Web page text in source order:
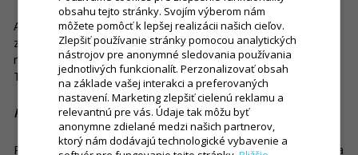
Asi to nebude úplne také ako doteraz, pretože je vidieť tú
zmenu, ktorú priniesla „covidová doba“. Pustili sme sa
napríklad aj do rozvozu, ktorý u nás v Rýmařove vôbec nebol.
Teda, samozrejme, rozvážala sa pizza, ale v podstate nič iné.
Kedy ste si povedali „áno, ideme do rozvozu“?
Raz mi jedna pani povedala: „Mne už tá pizza ani nechutí, rada
obsahu tejto stránky. Svojím výberom nám
môžete pomôcť k lepšej realizácii našich cieľov.
Zlepšiť používanie stránky pomocou analytických
nástrojov pre anonymné sledovania používania
jednotlivých funkcionalít. Perzonalizovať obsah
na základe vašej interakci a preferovaných
nastavení. Marketing zlepšiť cielenú reklamu a
relevantnú pre vás. Údaje tak môžu byť
anonymne zdielané medzi našich partnerov,
ktorý nám dodávajú technologické vybavenie a